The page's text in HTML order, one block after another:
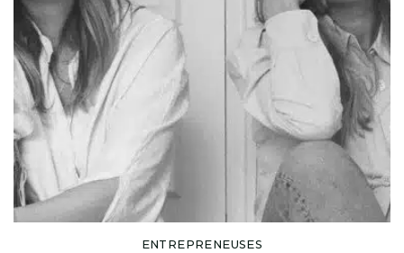
ENTREPRENEUSES